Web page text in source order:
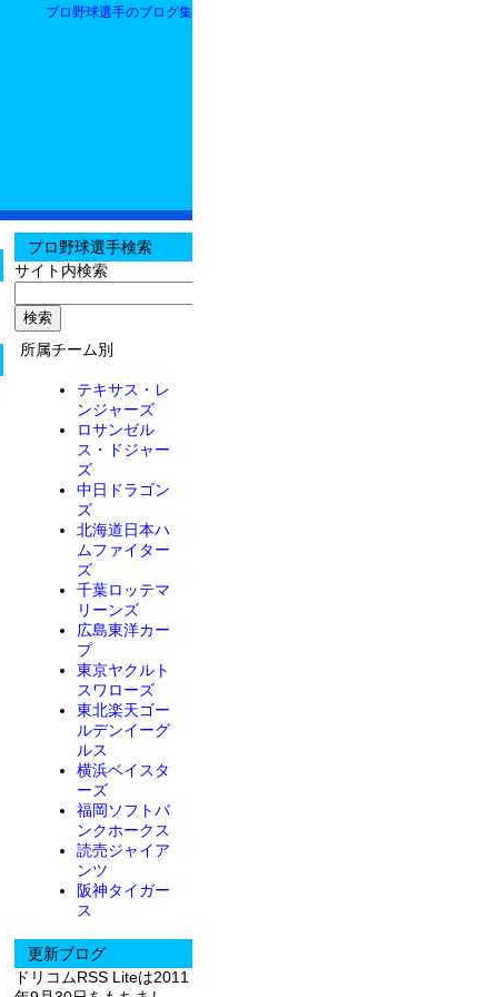
プロ野球選手のブログ集
プロ野球選手検索
サイト内検索
所属チーム別
テキサス・レ
ンジャーズ
ロサンゼル
ス・ドジャー
ズ
中日ドラゴン
ズ
北海道日本ハ
ムファイター
ズ
千葉ロッテマ
リーンズ
広島東洋カー
プ
東京ヤクルト
スワローズ
東北楽天ゴー
ルデンイーグ
ルス
横浜ベイスタ
ーズ
福岡ソフトバ
ンクホークス
読売ジャイア
ンツ
阪神タイガー
ス
更新ブログ
ドリコムRSS Liteは2011